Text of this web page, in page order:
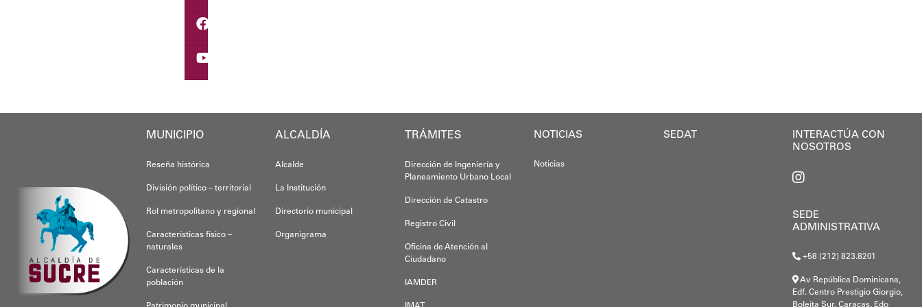
Oskarina Rosso.
MUNICIPIO
Reseña histórica
División político – territorial
Rol metropolitano y regional
Características físico –
naturales
Características de la
población
ALCALDÍA
Alcalde
La Institución
Directorio municipal
Organigrama
TRÁMITES
Dirección de Ingeniería y
Planeamiento Urbano Local
Dirección de Catastro
Registro Civil
Oficina de Atención al
Ciudadano
IAMDER
NOTICIAS
Noticias
SEDAT
INTERACTÚA CON
NOSOTROS
SEDE
ADMINISTRATIVA
+58 (212) 823.8201
Av República Dominicana,
Edf. Centro Prestigio Giorgio,
Boleita Sur. Caracas, Edo